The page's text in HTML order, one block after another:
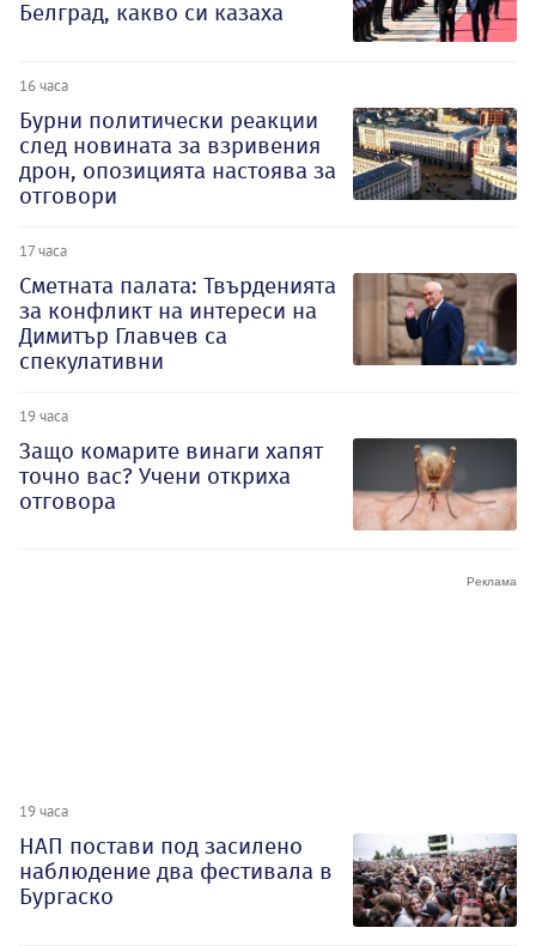
Белград, какво си казаха
16 часа
Бурни политически реакции
след новината за взривения
дрон, опозицията настоява за
отговори
17 часа
Сметната палата: Твърденията
за конфликт на интереси на
Димитър Главчев са
спекулативни
19 часа
Защо комарите винаги хапят
точно вас? Учени откриха
отговора
19 часа
НАП постави под засилено
наблюдение два фестивала в
Бургаско